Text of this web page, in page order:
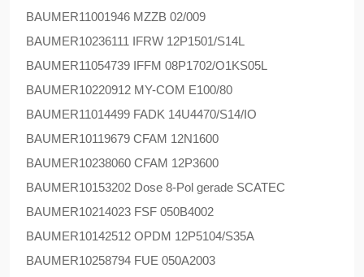
BAUMER11001946 MZZB 02/009
BAUMER10236111 IFRW 12P1501/S14L
BAUMER11054739 IFFM 08P1702/O1KS05L
BAUMER10220912 MY-COM E100/80
BAUMER11014499 FADK 14U4470/S14/IO
BAUMER10119679 CFAM 12N1600
BAUMER10238060 CFAM 12P3600
BAUMER10153202 Dose 8-Pol gerade SCATEC
BAUMER10214023 FSF 050B4002
BAUMER10142512 OPDM 12P5104/S35A
BAUMER10258794 FUE 050A2003